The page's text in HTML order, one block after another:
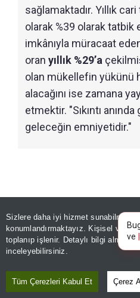
Sizlere daha iyi hizmet sunabilmek
konumlandırmaktayız. Kişisel
toplanıp işlenir. Detaylı bilgi almak
inceleyebilirsiniz.
Tüm Çerezleri Kabul Et Çerez
sağlamaktadır. Yıllık
olarak %39 olarak tatbik
imkânıyla müracaat
oran yıllık %29’a
olan mükellefin yükünü
alacağını ise zamana
etmektir. "Sıkıntı
geleceğin emniyetidir."
ve